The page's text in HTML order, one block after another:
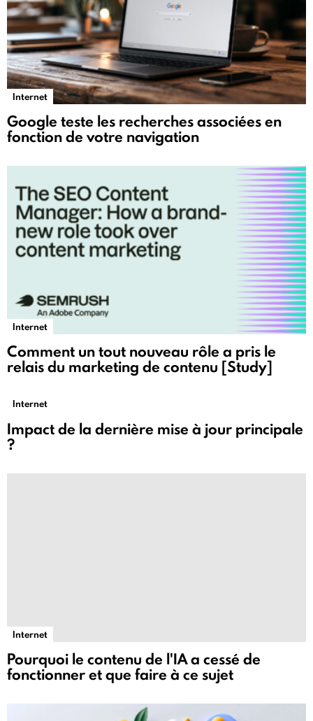
Internet
Google teste les recherches associées en
fonction de votre navigation
Internet
Comment un tout nouveau rôle a pris le
relais du marketing de contenu [Study]
Internet
Impact de la dernière mise à jour principale
?
Internet
Pourquoi le contenu de l'IA a cessé de
fonctionner et que faire à ce sujet